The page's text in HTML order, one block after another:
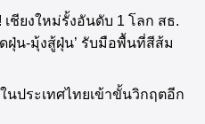
ชียงใหม่รั้งอันดับ 1 โลก สธ.
ดฝุ่น-มุ้งสู้ฝุ่น’ รับมือพื้นที่สีส้ม
ประเทศไทยเข้าขั้นวิกฤตอีก